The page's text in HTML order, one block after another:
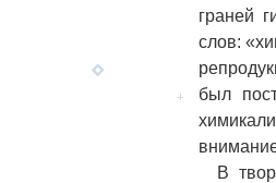
граней
слов:
был
В